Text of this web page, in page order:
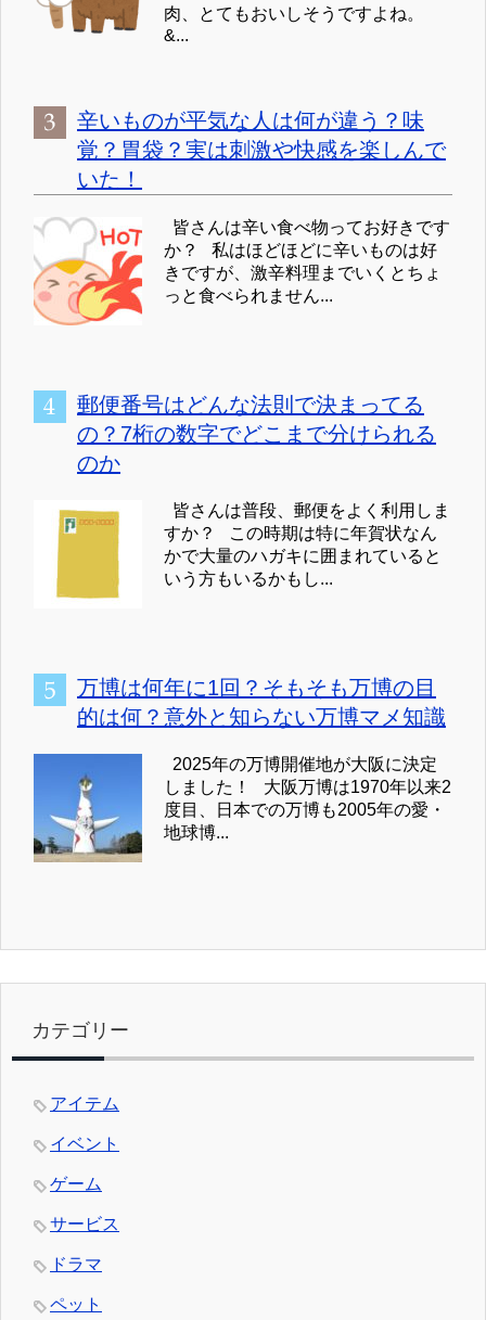
肉、とてもおいしそうですよね。
&...
辛いものが平気な人は何が違う？味
覚？胃袋？実は刺激や快感を楽しんで
いた！
皆さんは辛い食べ物ってお好きです
か？ 私はほどほどに辛いものは好
きですが、激辛料理までいくとちょ
っと食べられません...
郵便番号はどんな法則で決まってる
の？7桁の数字でどこまで分けられる
のか
皆さんは普段、郵便をよく利用しま
すか？ この時期は特に年賀状なん
かで大量のハガキに囲まれていると
いう方もいるかもし...
万博は何年に1回？そもそも万博の目
的は何？意外と知らない万博マメ知識
2025年の万博開催地が大阪に決定
しました！ 大阪万博は1970年以来2
度目、日本での万博も2005年の愛・
地球博...
カテゴリー
アイテム
イベント
ゲーム
サービス
ドラマ
ペット